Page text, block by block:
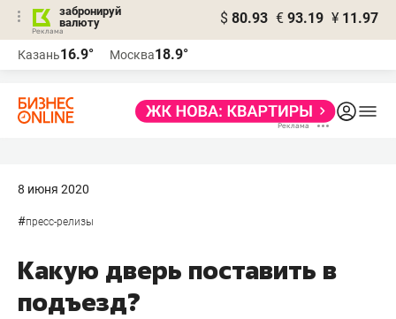
забронируй
валюту
$ 80.93 € 93.19 ¥ 11.97
Казань16.9° Москва18.9°
8 июня 2020
#пресс-релизы
Какую дверь поставить в
подъезд?